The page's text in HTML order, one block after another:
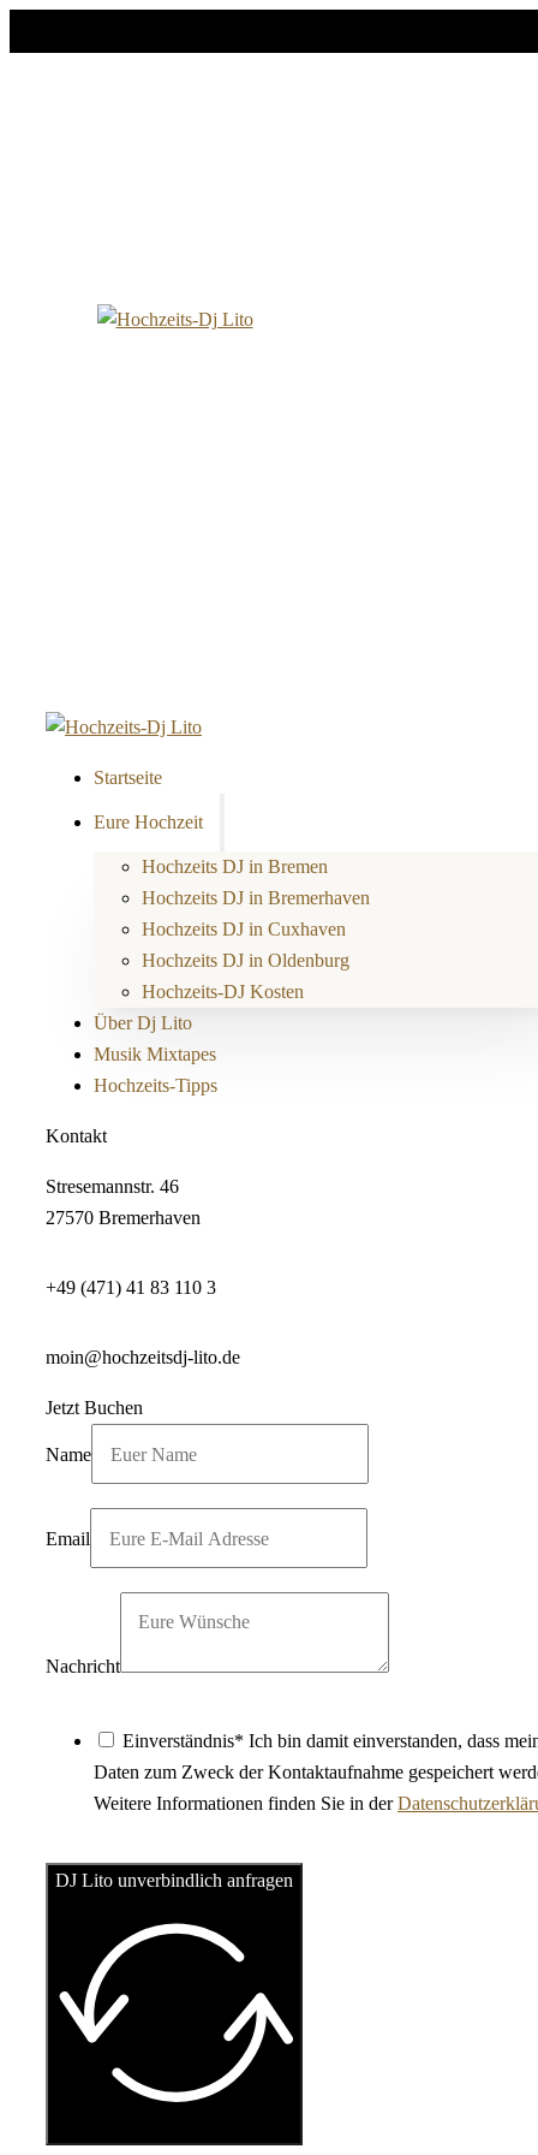
Startseite
Eure Hochzeit
Hochzeits DJ in Bremen
Hochzeits DJ in Bremerhaven
Hochzeits DJ in Cuxhaven
Hochzeits DJ in Oldenburg
Hochzeits-DJ Kosten
Über Dj Lito
Musik Mixtapes
Hochzeits-Tipps
Kontakt
Stresemannstr. 46
27570 Bremerhaven
+49 (471) 41 83 110 3
moin@hochzeitsdj-lito.de
Jetzt Buchen
Name
Email
Nachricht
Einverständnis* Ich bin damit einverstanden, dass
Daten zum Zweck der Kontaktaufnahme gespeichert
Weitere Informationen finden Sie in der
DJ Lito unverbindlich anfragen